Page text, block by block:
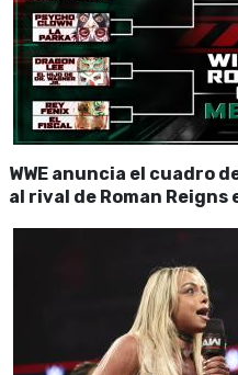
WWE anuncia el cuadro
al rival de Roman Reigns